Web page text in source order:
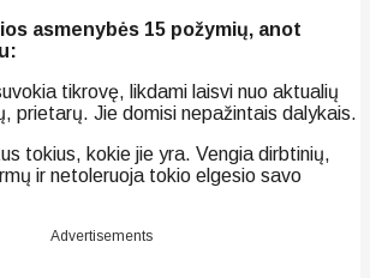
asmenybės 15 požymių, anot
tikrovę, likdami laisvi nuo aktualių
prietarų. Jie domisi nepažintais dalykais.
tokius, kokie jie yra. Vengia dirbtinių,
ir netoleruoja tokio elgesio savo
Advertisements